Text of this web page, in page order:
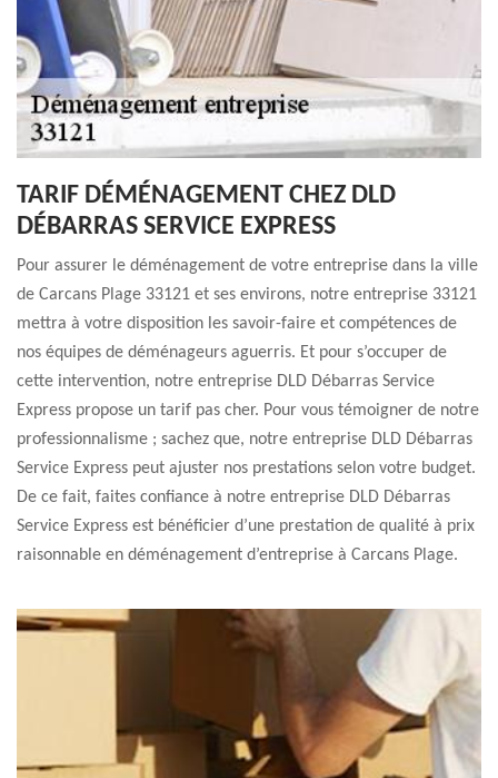
TARIF DÉMÉNAGEMENT CHEZ DLD
DÉBARRAS SERVICE EXPRESS
Pour assurer le déménagement de votre entreprise dans la ville
de Carcans Plage 33121 et ses environs, notre entreprise 33121
mettra à votre disposition les savoir-faire et compétences de
nos équipes de déménageurs aguerris. Et pour s’occuper de
cette intervention, notre entreprise DLD Débarras Service
Express propose un tarif pas cher. Pour vous témoigner de notre
professionnalisme ; sachez que, notre entreprise DLD Débarras
Service Express peut ajuster nos prestations selon votre budget.
De ce fait, faites confiance à notre entreprise DLD Débarras
Service Express est bénéficier d’une prestation de qualité à prix
raisonnable en déménagement d’entreprise à Carcans Plage.